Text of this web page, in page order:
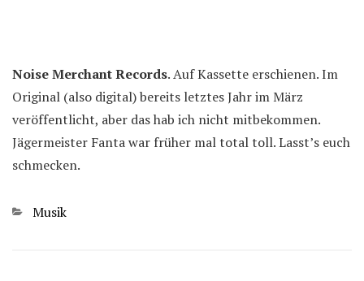
Noise Merchant Records. Auf Kassette erschienen. Im
Original (also digital) bereits letztes Jahr im März
veröffentlicht, aber das hab ich nicht mitbekommen.
Jägermeister Fanta war früher mal total toll. Lasst’s euch
schmecken.
Kategorien
Musik